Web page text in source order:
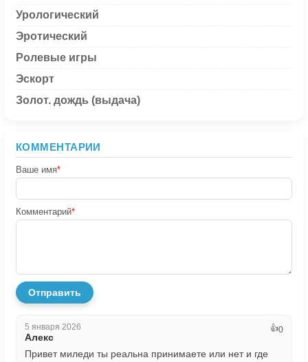
Урологический
Эротический
Ролевые игры
Эскорт
Золот. дождь (выдача)
КОММЕНТАРИИ
Ваше имя*
Комментарий*
Отправить
5 января 2026
Алекс
👍0
Привет миледи ты реальна принимаете или нет и где